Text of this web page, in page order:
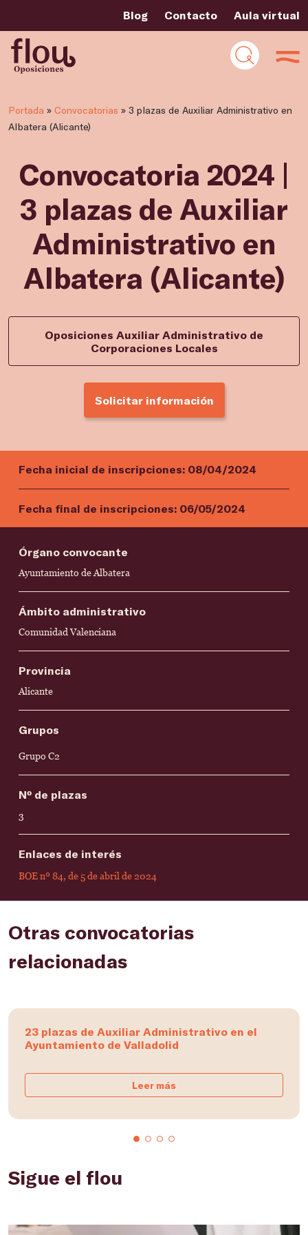
Blog Contacto Aula virtual
Portada » Convocatorias » 3 plazas de Auxiliar Administrativo en
Albatera (Alicante)
Convocatoria 2024 |
3 plazas de Auxiliar
Administrativo en
Albatera (Alicante)
Oposiciones Auxiliar Administrativo de
Corporaciones Locales
Solicitar información
Fecha inicial de inscripciones: 08/04/2024
Fecha final de inscripciones: 06/05/2024
Órgano convocante
Ayuntamiento de Albatera
Ámbito administrativo
Comunidad Valenciana
Provincia
Alicante
Grupos
Grupo C2
Nº de plazas
3
Enlaces de interés
BOE nº 84, de 5 de abril de 2024
Otras convocatorias
relacionadas
23 plazas de Auxiliar Administrativo en el
Ayuntamiento de Valladolid
Leer más
Sigue el flou